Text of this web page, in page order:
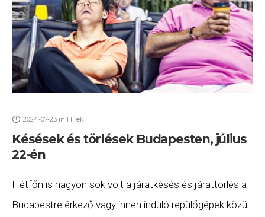
2024-07-23 in Hírek
Késések és törlések Budapesten, július
22-én
Hétfőn is nagyon sok volt a járatkésés és járattörlés a
Budapestre érkező vagy innen induló repülőgépek közül.